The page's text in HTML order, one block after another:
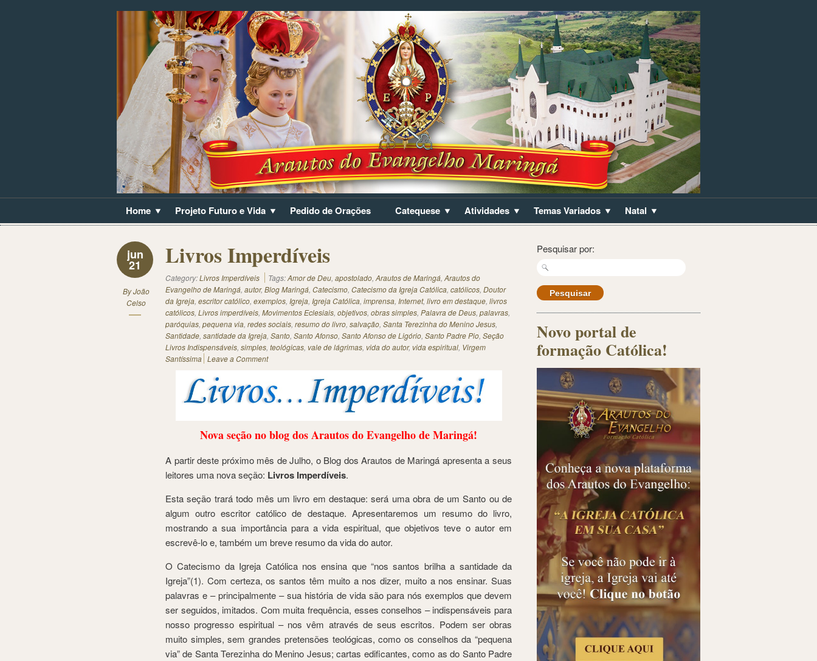
Home Projeto Futuro e Vida Pedido de Orações Catequese Atividades Temas Variados Natal
jun
21
ByJoão
Celso
Livros Imperdíveis
Category:Livros Imperdíveis Tags:Amor de Deu, apostolado, Arautos de Maringá, Arautos do
Evangelho de Maringá, autor, Blog Maringá, Catecismo, Catecismo da Igreja Católica, católicos, Doutor
da Igreja, escritor católico, exemplos, Igreja, Igreja Católica, imprensa, Internet, livro em destaque, livros
católicos, Livros imperdíveis, Movimentos Eclesiais, objetivos, obras simples, Palavra de Deus, palavras,
paróquias, pequena via, redes sociais, resumo do livro, salvação, Santa Terezinha do Menino Jesus,
Santidade, santidade da Igreja, Santo, Santo Afonso, Santo Afonso de Ligório, Santo Padre Pio, Seção
Livros Indispensáveis, simples, teológicas, vale de lágrimas, vida do autor, vida espiritual, Virgem
Santíssima Leave a Comment
Nova seção no blog dos Arautos do Evangelho de Maringá!
A partir deste próximo mês de Julho, o Blog dos Arautos de Maringá apresenta a seus
leitores uma nova seção: Livros Imperdíveis.
Esta seção trará todo mês um livro em destaque: será uma obra de um Santo ou de
algum outro escritor católico de destaque. Apresentaremos um resumo do livro,
mostrando a sua importância para a vida espiritual, que objetivos teve o autor em
escrevê-lo e, também um breve resumo da vida do autor.
O Catecismo da Igreja Católica nos ensina que “nos santos brilha a santidade da
Igreja”(1). Com certeza, os santos têm muito a nos dizer, muito a nos ensinar. Suas
palavras e – principalmente – sua história de vida são para nós exemplos que devem
ser seguidos, imitados. Com muita frequência, esses conselhos – indispensáveis para
nosso progresso espiritual – nos vêm através de seus escritos. Podem ser obras
muito simples, sem grandes pretensões teológicas, como os conselhos da “pequena
via” de Santa Terezinha do Menino Jesus; cartas edificantes, como as do Santo Padre
Pesquisar por:
Novo portal de
formação Católica!